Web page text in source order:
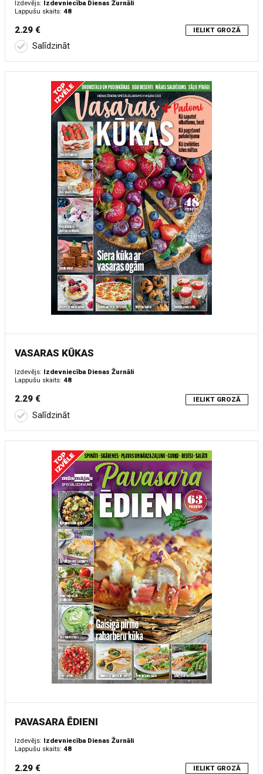
Izdevējs: Izdevniecība Dienas Žurnāli
Lappušu skaits: 48
2.29 € IELIKT GROZĀ
Salīdzināt
VASARAS KŪKAS
Izdevējs: Izdevniecība Dienas Žurnāli
Lappušu skaits: 48
2.29 € IELIKT GROZĀ
Salīdzināt
PAVASARA ĒDIENI
Izdevējs: Izdevniecība Dienas Žurnāli
Lappušu skaits: 48
2.29 € IELIKT GROZĀ